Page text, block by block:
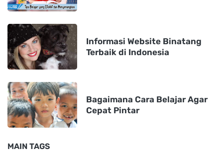
Informasi Website Binatang
Terbaik di Indonesia
Bagaimana Cara Belajar Agar
Cepat Pintar
MAIN TAGS